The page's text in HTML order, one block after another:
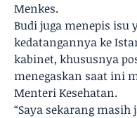
Menkes.
Budi juga menepis isu
kedatangannya ke
kabinet, khususnya
menegaskan saat ini
Menteri Kesehatan.
“Saya sekarang